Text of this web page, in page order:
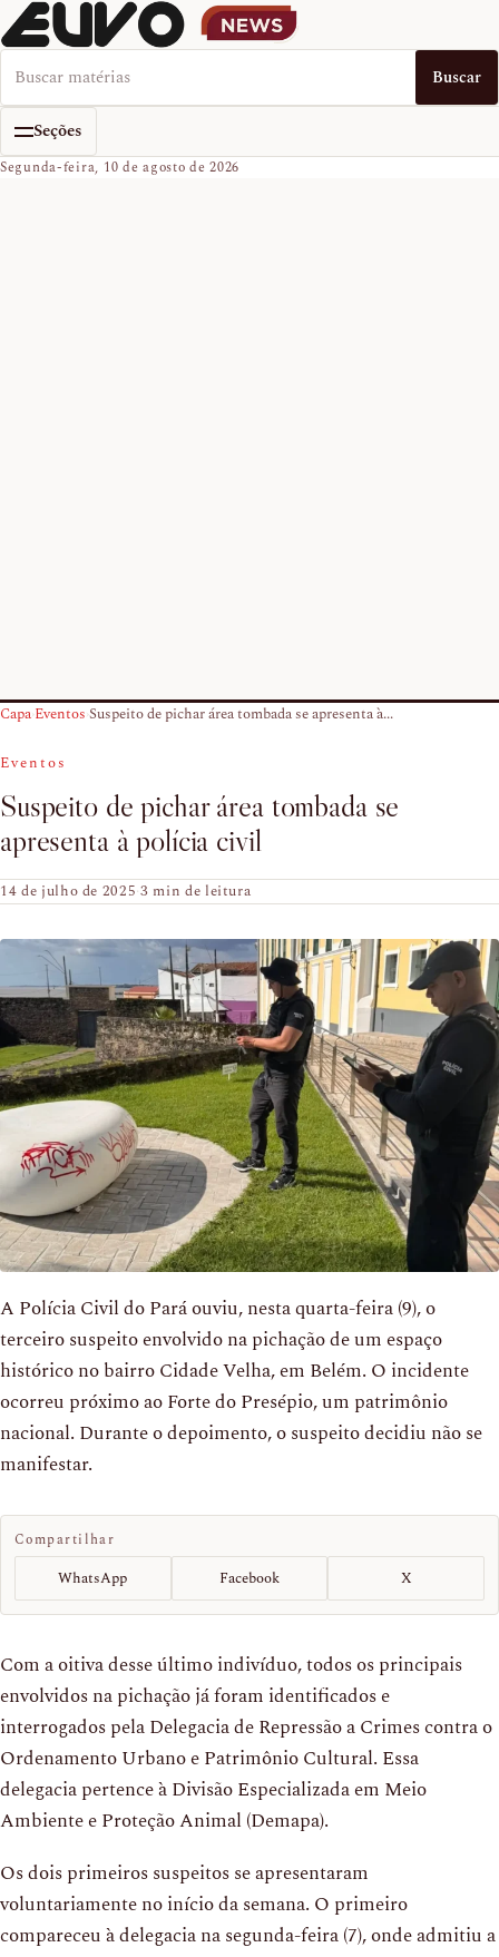
Buscar no EUVO News Buscar
Seções
Segunda-feira, 10 de agosto de 2026
Capa›Eventos›Suspeito de pichar área tombada se apresenta à...
Eventos
Suspeito de pichar área tombada se
apresenta à polícia civil
14 de julho de 2025·3 min de leitura
A Polícia Civil do Pará ouviu, nesta quarta-feira (9), o
terceiro suspeito envolvido na pichação de um espaço
histórico no bairro Cidade Velha, em Belém. O incidente
ocorreu próximo ao Forte do Presépio, um patrimônio
nacional. Durante o depoimento, o suspeito decidiu não se
manifestar.
Compartilhar
WhatsApp Facebook X
Com a oitiva desse último indivíduo, todos os principais
envolvidos na pichação já foram identificados e
interrogados pela Delegacia de Repressão a Crimes contra o
Ordenamento Urbano e Patrimônio Cultural. Essa
delegacia pertence à Divisão Especializada em Meio
Ambiente e Proteção Animal (Demapa).
Os dois primeiros suspeitos se apresentaram
voluntariamente no início da semana. O primeiro
compareceu à delegacia na segunda-feira (7), onde admitiu a